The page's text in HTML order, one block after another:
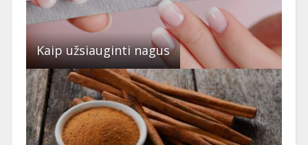
Kaip užsiauginti nagus